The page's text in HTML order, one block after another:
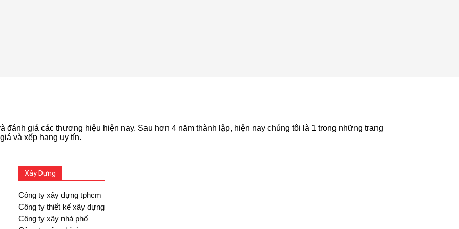
đánh giá các thương hiệu hiện nay. Sau hơn 4 năm thành lập, hiện nay chúng tôi là 1 trong những trang
và xếp hạng uy tín.
Xây Dựng
Công ty xây dựng tphcm
Công ty thiết kế xây dựng
Công ty xây nhà phố